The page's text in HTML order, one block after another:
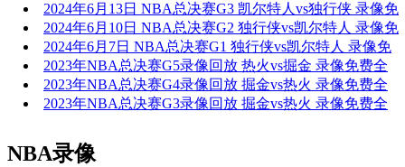
2024年6月13日 NBA总决赛G3 凯尔特人vs独行侠 录像免
2024年6月10日 NBA总决赛G2 独行侠vs凯尔特人 录像免
2024年6月7日 NBA总决赛G1 独行侠vs凯尔特人 录像免
2023年NBA总决赛G5录像回放 热火vs掘金 录像免费全
2023年NBA总决赛G4录像回放 掘金vs热火 录像免费全
2023年NBA总决赛G3录像回放 掘金vs热火 录像免费全
NBA录像